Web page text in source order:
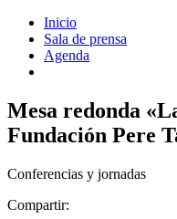
Inicio
Sala de prensa
Agenda
Mesa redonda
Fundación Pere
Conferencias y jornadas
Compartir: